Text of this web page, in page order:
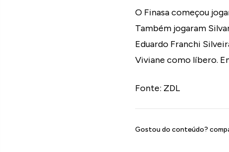
O Finasa começou
Também jogaram
Eduardo Franchi
Viviane como líbero.
Fonte: ZDL
Gostou do conteúdo?